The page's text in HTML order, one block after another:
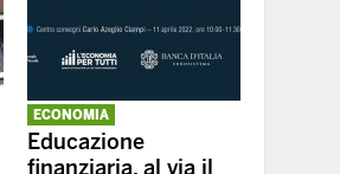
ECONOMIA
Educazione
finanziaria, al via il